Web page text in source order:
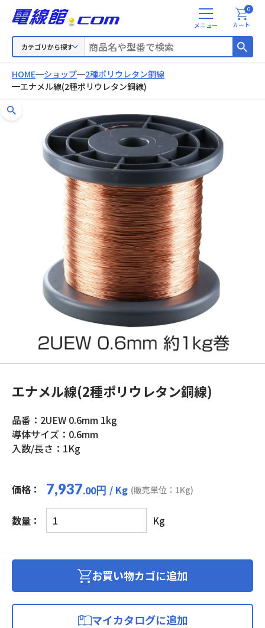
カテゴリから探す
メ
ニ
カート
0
HOME ショップ
2種ポリウレタン銅線
エナメル線(2種ポリウレタン銅線)
エナメル線(2種ポリウレタン銅線)
品番：2UEW 0.6mm 1kg
導体サイズ：0.6mm
入数/長さ：1Kg
価格： 7,937.00円 / Kg (販売単位：1Kg)
数量：
エ
ナ
ル
Kg
お買い物カゴに追加
マイカタログに追加